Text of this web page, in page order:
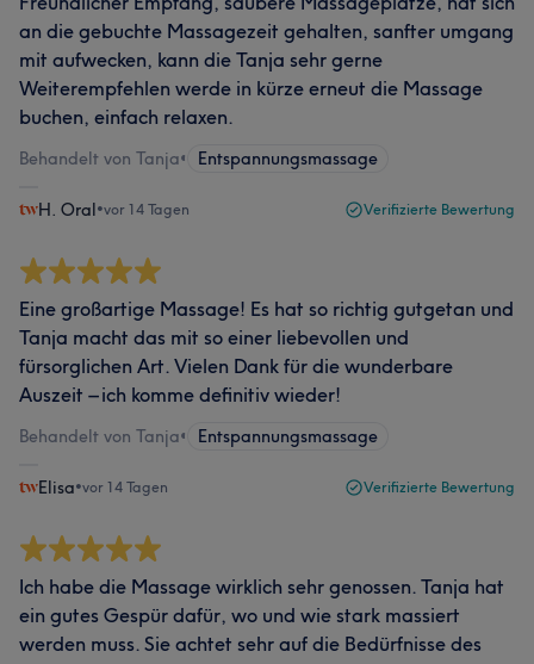
an die gebuchte Massagezeit gehalten, sanfter umgang
mit aufwecken, kann die Tanja sehr gerne
Weiterempfehlen werde in kürze erneut die Massage
buchen, einfach relaxen.
Behandelt von Tanja• Entspannungsmassage
H. Oral•vor 14 Tagen Verifizierte Bewertung
​Eine großartige Massage! Es hat so richtig gutgetan und
Tanja macht das mit so einer liebevollen und
fürsorglichen Art. Vielen Dank für die wunderbare
Auszeit – ich komme definitiv wieder!
Behandelt von Tanja• Entspannungsmassage
Elisa•vor 14 Tagen Verifizierte Bewertung
Ich habe die Massage wirklich sehr genossen. Tanja hat
ein gutes Gespür dafür, wo und wie stark massiert
werden muss. Sie achtet sehr auf die Bedürfnisse des